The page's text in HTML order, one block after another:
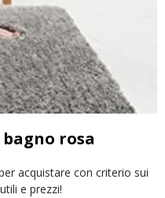
rosa
acquistare con criterio sui
e prezzi!